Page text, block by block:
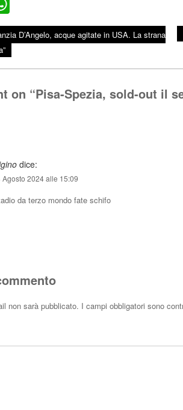
ha
ts
A
D’Angelo, acque agitate in USA. La strana
on “Pisa-Spezia, sold-out il
dice:
Agosto 2024 alle 15:09
da terzo mondo fate schifo
non sarà pubblicato. I campi obbligatori sono